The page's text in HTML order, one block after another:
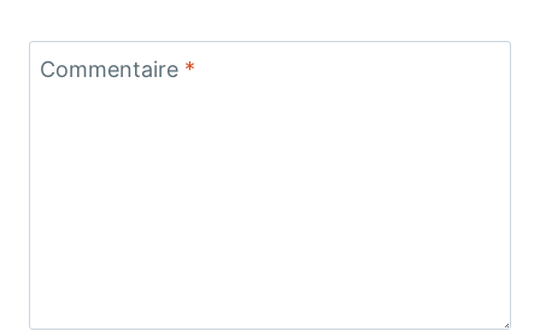
Commentaire *